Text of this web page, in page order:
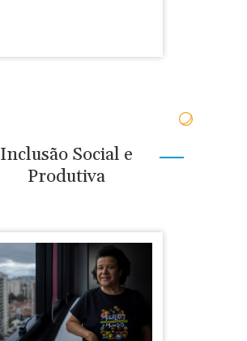
Inclusão Social e
Produtiva